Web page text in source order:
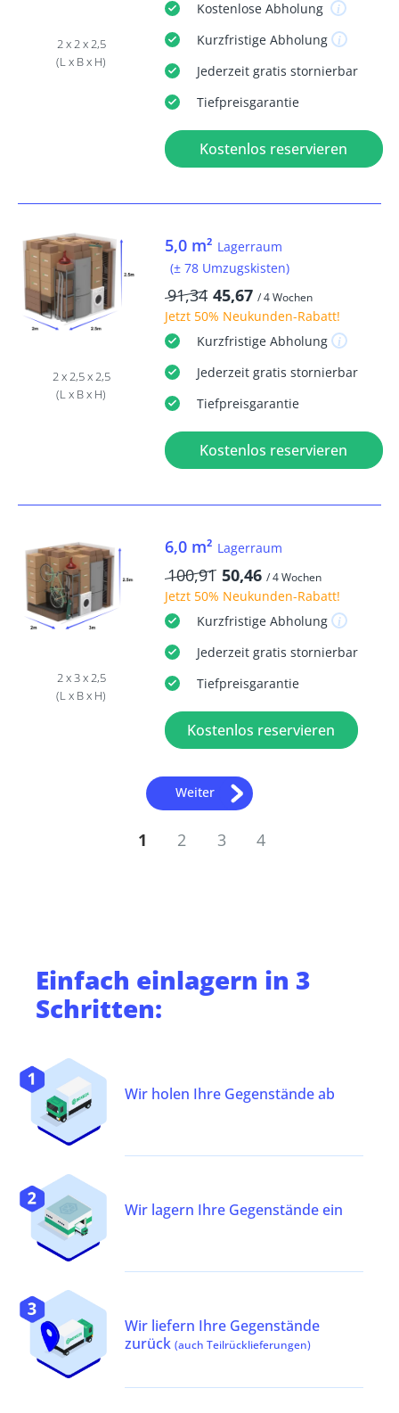
2 x 2 x 2,5
(L x B x H)
KostenloseAbholung
KurzfristigeAbholung
Jederzeit gratis stornierbar
Tiefpreisgarantie
Kostenlos reservieren
2 x 2,5 x 2,5
(L x B x H)
5,0 m² Lagerraum
(± 78 Umzugskisten)
91,34 45,67 / 4 Wochen
Jetzt 50% Neukunden-Rabatt!
KurzfristigeAbholung
Jederzeit gratis stornierbar
Tiefpreisgarantie
Kostenlos reservieren
2 x 3 x 2,5
(L x B x H)
6,0 m² Lagerraum
100,91 50,46 / 4 Wochen
Jetzt 50% Neukunden-Rabatt!
KurzfristigeAbholung
Jederzeit gratis stornierbar
Tiefpreisgarantie
Kostenlos reservieren
Weiter
1 2 3 4
Einfach einlagern in 3
Schritten:
Wir holen Ihre Gegenstände ab
Wir lagern Ihre Gegenstände ein
Wir liefern Ihre Gegenstände
zurück (auch Teilrücklieferungen)